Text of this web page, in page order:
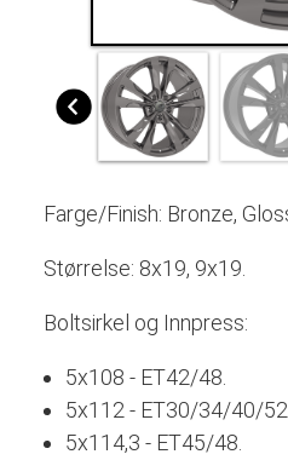
Farge/Finish: Bronze,
Størrelse: 8x19, 9x19.
Boltsirkel og Innpress:
5x108 - ET42/48.
5x112 - ET30/34/40/52.
5x114,3 - ET45/48.